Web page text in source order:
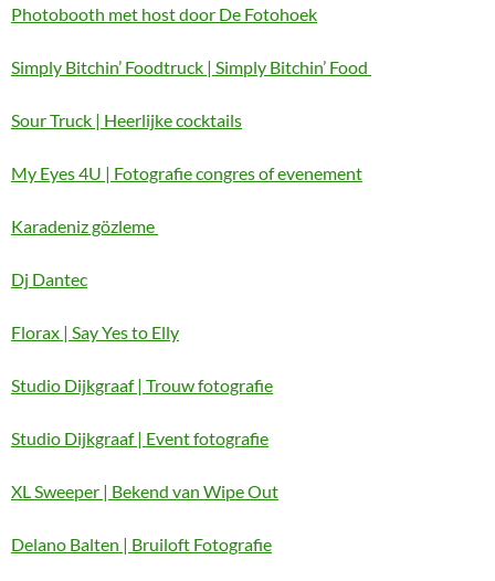
Photobooth met host door De Fotohoek
Simply Bitchin’ Foodtruck | Simply Bitchin’ Food
Sour Truck | Heerlijke cocktails
My Eyes 4U | Fotografie congres of evenement
Karadeniz gözleme
Dj Dantec
Florax | Say Yes to Elly
Studio Dijkgraaf | Trouw fotografie
Studio Dijkgraaf | Event fotografie
XL Sweeper | Bekend van Wipe Out
Delano Balten | Bruiloft Fotografie